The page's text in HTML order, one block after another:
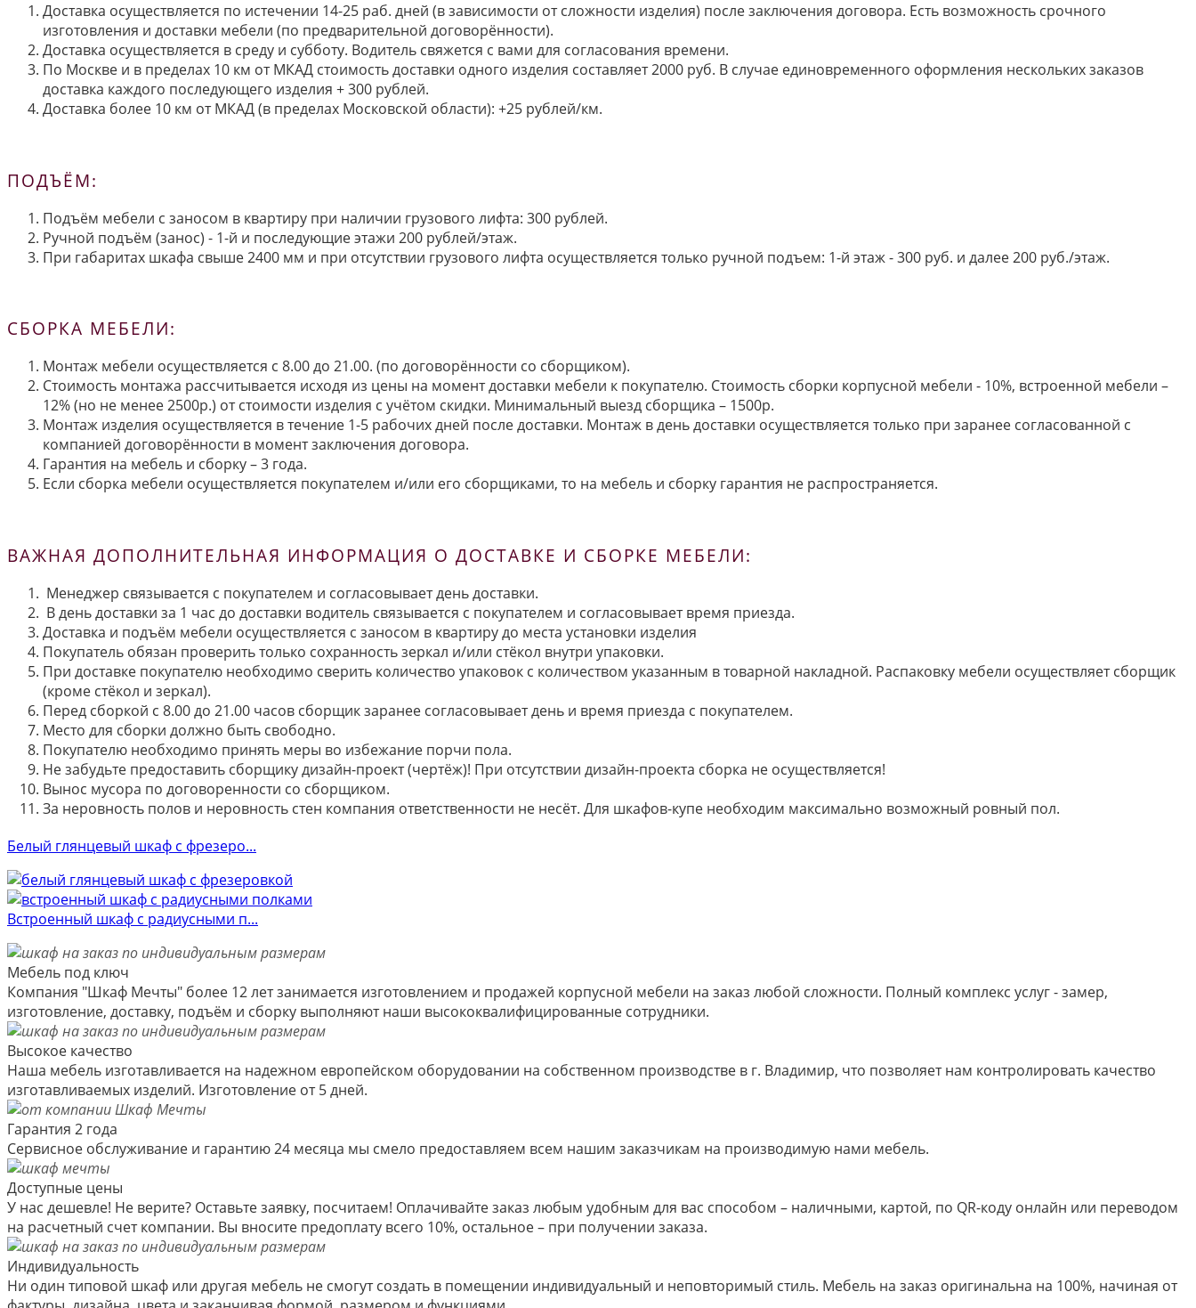
Доставка осуществляется по истечении 14-25 раб. дней (в зависимости от сложности изделия) после заключения договора. Есть возможность срочного
изготовления и доставки мебели (по предварительной договорённости).
Доставка осуществляется в среду и субботу. Водитель свяжется с вами для согласования времени.
По Москве и в пределах 10 км от МКАД стоимость доставки одного изделия составляет 2000 руб. В случае единовременного оформления нескольких заказов
доставка каждого последующего изделия + 300 рублей.
Доставка более 10 км от МКАД (в пределах Московской области): +25 рублей/км.
ПОДЪЁМ:
Подъём мебели с заносом в квартиру при наличии грузового лифта: 300 рублей.
Ручной подъём (занос) - 1-й и последующие этажи 200 рублей/этаж.
При габаритах шкафа свыше 2400 мм и при отсутствии грузового лифта осуществляется только ручной подъем: 1-й этаж - 300 руб. и далее 200 руб./этаж.
СБОРКА МЕБЕЛИ:
Монтаж мебели осуществляется с 8.00 до 21.00. (по договорённости со сборщиком).
Стоимость монтажа рассчитывается исходя из цены на момент доставки мебели к покупателю. Стоимость сборки корпусной мебели - 10%, встроенной мебели –
12% (но не менее 2500р.) от стоимости изделия с учётом скидки. Минимальный выезд сборщика – 1500р.
Монтаж изделия осуществляется в течение 1-5 рабочих дней после доставки. Монтаж в день доставки осуществляется только при заранее согласованной с
компанией договорённости в момент заключения договора.
Гарантия на мебель и сборку – 3 года.
Если сборка мебели осуществляется покупателем и/или его сборщиками, то на мебель и сборку гарантия не распространяется.
ВАЖНАЯ ДОПОЛНИТЕЛЬНАЯ ИНФОРМАЦИЯ О ДОСТАВКЕ И СБОРКЕ МЕБЕЛИ:
Менеджер связывается с покупателем и согласовывает день доставки.
В день доставки за 1 час до доставки водитель связывается с покупателем и согласовывает время приезда.
Доставка и подъём мебели осуществляется с заносом в квартиру до места установки изделия
Покупатель обязан проверить только сохранность зеркал и/или стёкол внутри упаковки.
При доставке покупателю необходимо сверить количество упаковок с количеством указанным в товарной накладной. Распаковку мебели осуществляет сборщик
(кроме стёкол и зеркал).
Перед сборкой с 8.00 до 21.00 часов сборщик заранее согласовывает день и время приезда с покупателем.
Место для сборки должно быть свободно.
Покупателю необходимо принять меры во избежание порчи пола.
Не забудьте предоставить сборщику дизайн-проект (чертёж)! При отсутствии дизайн-проекта сборка не осуществляется!
Вынос мусора по договоренности со сборщиком.
За неровность полов и неровность стен компания ответственности не несёт. Для шкафов-купе необходим максимально возможный ровный пол.
Белый глянцевый шкаф с фрезеро...
Встроенный шкаф с радиусными п...
Мебель под ключ
Компания "Шкаф Мечты" более 12 лет занимается изготовлением и продажей корпусной мебели на заказ любой сложности. Полный комплекс услуг - замер,
изготовление, доставку, подъём и сборку выполняют наши высококвалифицированные сотрудники.
Высокое качество
Наша мебель изготавливается на надежном европейском оборудовании на собственном производстве в г. Владимир, что позволяет нам контролировать качество
изготавливаемых изделий. Изготовление от 5 дней.
Гарантия 2 года
Сервисное обслуживание и гарантию 24 месяца мы смело предоставляем всем нашим заказчикам на производимую нами мебель.
Доступные цены
У нас дешевле! Не верите? Оставьте заявку, посчитаем! Оплачивайте заказ любым удобным для вас способом – наличными, картой, по QR-коду онлайн или переводом
на расчетный счет компании. Вы вносите предоплату всего 10%, остальное – при получении заказа.
Индивидуальность
Ни один типовой шкаф или другая мебель не смогут создать в помещении индивидуальный и неповторимый стиль. Мебель на заказ оригинальна на 100%, начиная от